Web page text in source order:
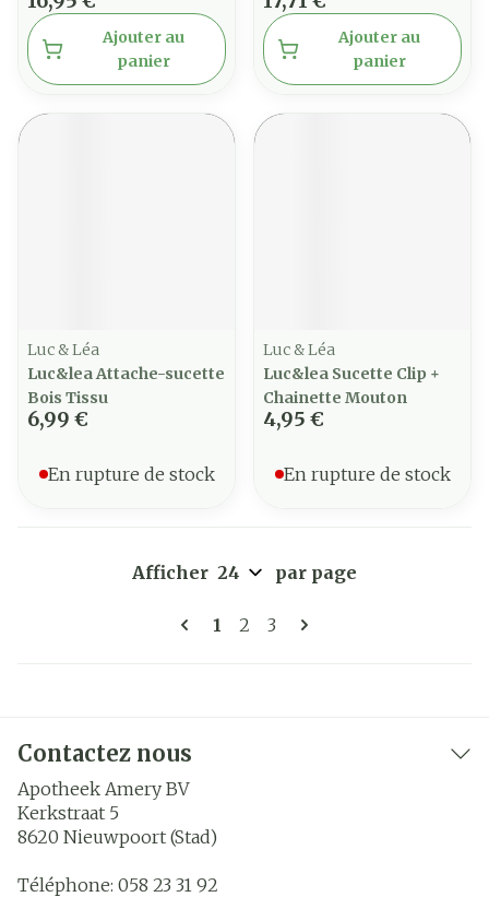
Ajouter au
panier
Ajouter au
panier
Luc & Léa
Luc&lea Attache-sucette
Bois Tissu
6,99 €
En rupture de stock
Luc & Léa
Luc&lea Sucette Clip +
Chainette Mouton
4,95 €
En rupture de stock
Pages
Vous lisez actuellement la
1 Page
2 Page
3
Afficher par page
Contactez nous
Apotheek Amery BV
Kerkstraat 5
8620 Nieuwpoort (Stad)
Téléphone: 058 23 31 92